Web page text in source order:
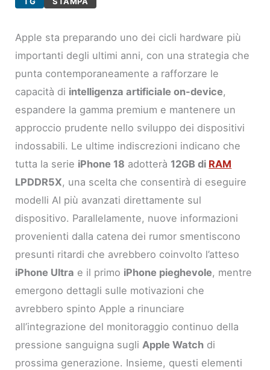
Apple sta preparando uno dei cicli hardware più
importanti degli ultimi anni, con una strategia che
punta contemporaneamente a rafforzare le
capacità di intelligenza artificiale on-device,
espandere la gamma premium e mantenere un
approccio prudente nello sviluppo dei dispositivi
indossabili. Le ultime indiscrezioni indicano che
tutta la serie iPhone 18 adotterà 12GB di RAM
LPDDR5X, una scelta che consentirà di eseguire
modelli AI più avanzati direttamente sul
dispositivo. Parallelamente, nuove informazioni
provenienti dalla catena dei rumor smentiscono
presunti ritardi che avrebbero coinvolto l’atteso
iPhone Ultra e il primo iPhone pieghevole, mentre
emergono dettagli sulle motivazioni che
avrebbero spinto Apple a rinunciare
all’integrazione del monitoraggio continuo della
pressione sanguigna sugli Apple Watch di
prossima generazione. Insieme, questi elementi